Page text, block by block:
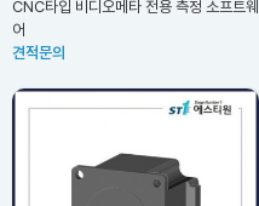
CNC타입 비디오메타 전용 측정 소프트웨
어
견적문의